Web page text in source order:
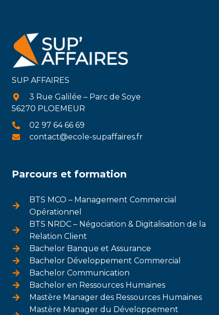
SUP AFFAIRES
3 Rue Galilée – Parc de Soye
56270 PLOEMEUR
02 97 64 66 69
contact@ecole-supaffaires.fr
Parcours et formation
BTS MCO – Management Commercial
Opérationnel
BTS NRDC – Négociation & Digitalisation de la
Relation Client
Bachelor Banque et Assurance
Bachelor Développement Commercial
Bachelor Communication
Bachelor en Ressources Humaines
Mastère Manager des Ressources Humaines
Mastère Manager du Développement